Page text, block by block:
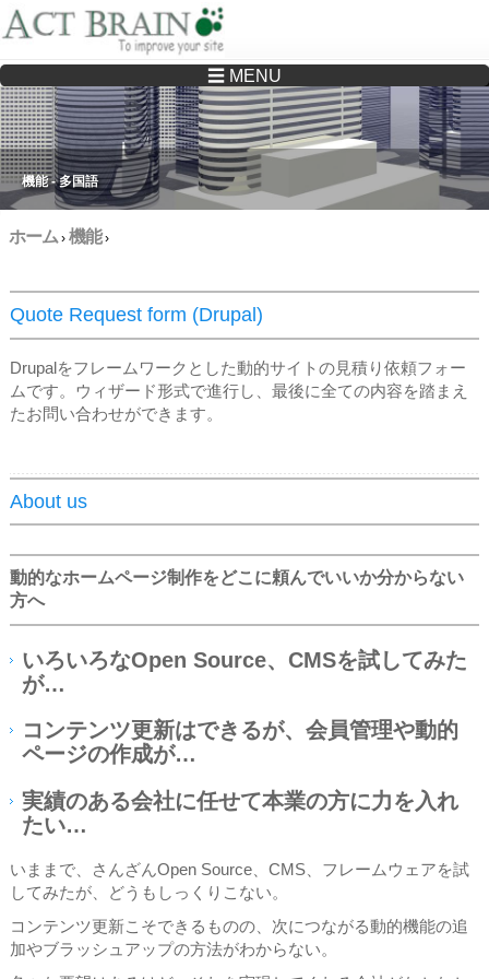
Drupalサイトの制作・保守をどこに頼んでいいか分からない方へ…まずはご相談く
ださい
☰ MENU
機能 - 多国語
ホーム› 機能›
Quote Request form (Drupal)
Drupalをフレームワークとした動的サイトの見積り依頼フォー
ムです。ウィザード形式で進行し、最後に全ての内容を踏まえ
たお問い合わせができます。
About us
動的なホームページ制作をどこに頼んでいいか分からない
方へ
いろいろなOpen Source、CMSを試してみた
が…
コンテンツ更新はできるが、会員管理や動的
ページの作成が…
実績のある会社に任せて本業の方に力を入れ
たい…
いままで、さんざんOpen Source、CMS、フレームウェアを試
してみたが、どうもしっくりこない。
コンテンツ更新こそできるものの、次につながる動的機能の追
加やブラッシュアップの方法がわからない。